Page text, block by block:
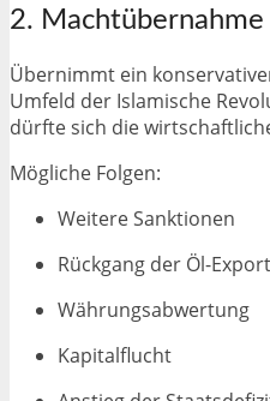
2.
Übernimmt ein
Umfeld der Islamische
dürfte sich die
Mögliche Folgen:
Weitere Sanktionen
Rückgang der Öl-
Währungsabwertung
Kapitalflucht